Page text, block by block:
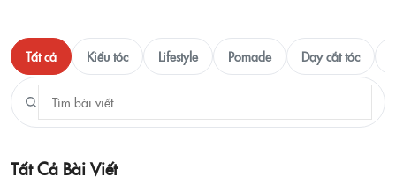
Tất cả Kiểu tóc Lifestyle Pomade Dạy cắt tóc
Tất Cả Bài Viết